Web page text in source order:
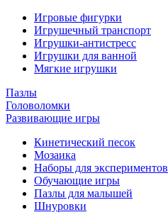
Игровые фигурки
Игрушечный транспорт
Игрушки-антистресс
Игрушки для ванной
Мягкие игрушки
Пазлы
Головоломки
Развивающие игры
Кинетический песок
Мозаика
Наборы для экспериментов
Обучающие игры
Пазлы для малышей
Шнуровки